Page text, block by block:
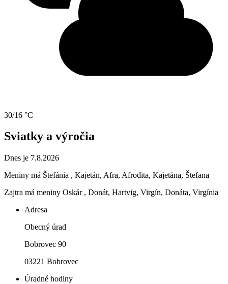
30/16 °C
Sviatky a výročia
Dnes je 7.8.2026
Meniny má Štefánia , Kajetán, Afra, Afrodita, Kajetána, Štefana
Zajtra má meniny Oskár , Donát, Hartvig, Virgín, Donáta, Virgínia
Adresa
Obecný úrad
Bobrovec 90
03221 Bobrovec
Úradné hodiny